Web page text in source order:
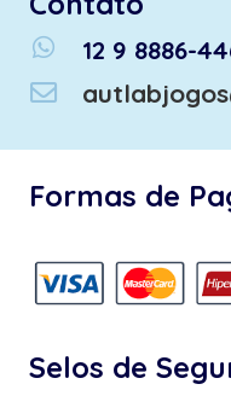
whatsapp
12 9 8886-
Formas de
Selos de